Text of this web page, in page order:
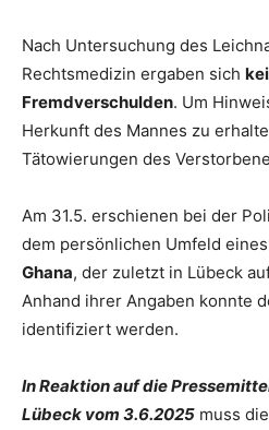
Nach Untersuchung des
Rechtsmedizin ergaben sich
Fremdverschulden. Um
Herkunft des Mannes zu
Tätowierungen des
Am 31.5. erschienen bei der
dem persönlichen Umfeld eines
Ghana, der zuletzt in Lübeck
Anhand ihrer Angaben konnte
identifiziert werden.
In Reaktion auf die
Lübeck vom 3.6.2025 muss